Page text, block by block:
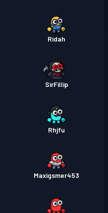
Ridah
SirFillip
Rhjfu
Maxigsmer453